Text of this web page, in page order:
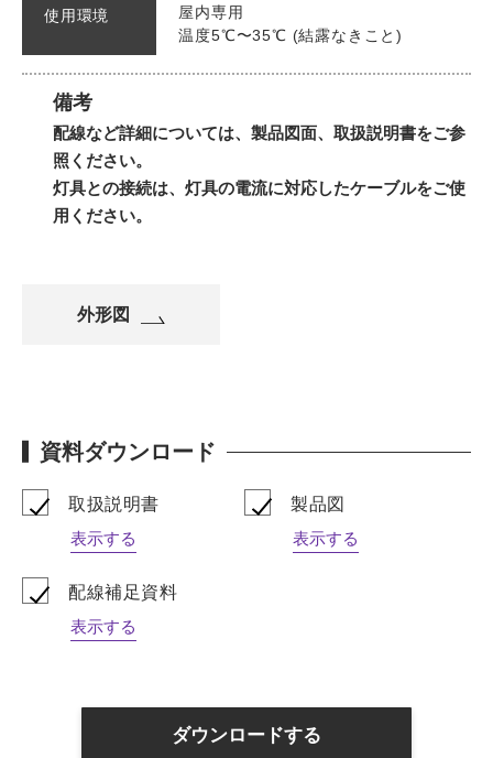
使用環境
屋内専用
温度5℃〜35℃ (結露なきこと)
備考
配線など詳細については、製品図面、取扱説明書をご参
照ください。
灯具との接続は、灯具の電流に対応したケーブルをご使
用ください。
外形図
資料ダウンロード
取扱説明書
表示する
製品図
表示する
配線補足資料
表示する
ダウンロードする